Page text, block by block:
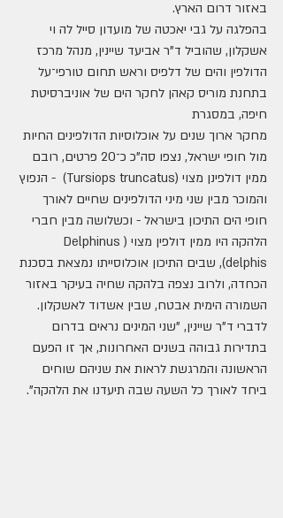
באזור דרום הארץ.
בהפלגה על גבי יאכטה של מועדון סייל לה וי
אשקלון, שהוביל ד"ר אביעד שיינין, מנהל מרכז
הדולפין והים של דלפיס וראש תחום טורפי־על
בתחנת מוריס קאהן לחקר הים של אוניברסיטת
חיפה, במסגרת
מחקר ארוך שנים על אוכלוסיות הדולפינים החיות
מול חופי ישראל, נצפו סה"כ כ־20 פרטים, רובם
ממין דולפינן מצוי (Tursiops truncatus)  - הנפוץ
והמוכר מבין שני מיני הדולפינים שחיים לאורך
חופי הים התיכון בישראל - וכשלושה מבין חברי
הלהקה היו ממין דולפין מצוי (Delphinus
delphis), שבים התיכון אוכלוסייתו נמצאת בסכנת
הכחדה, ולרוב נצפה בלהקה שחיה בעיקר באזור
השמורה הימית אבטח, שבין אשדוד לאשקלון.
לדברי ד"ר שיינין, "שני המינים נראים בדרום
בתדירות גבוהה בשנים האחרונות, אך זו הפעם
הראשונה והמרגשת לראות את שניהם שוחים
ביחד לאורך כל השעה שבה תיעדנו את הלהקה".